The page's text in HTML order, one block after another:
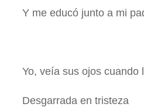
Y me educó junto a mi
Yo, veía sus ojos cuando
Desgarrada en tristeza